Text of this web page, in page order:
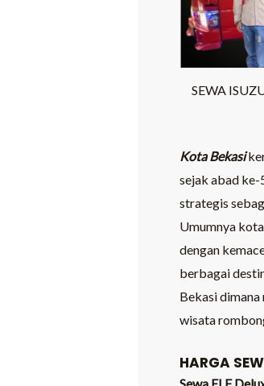
SEWA
Kota Bekasi
sejak abad ke-
strategis
Umumnya
dengan
berbagai
Bekasi
wisata
HARGA